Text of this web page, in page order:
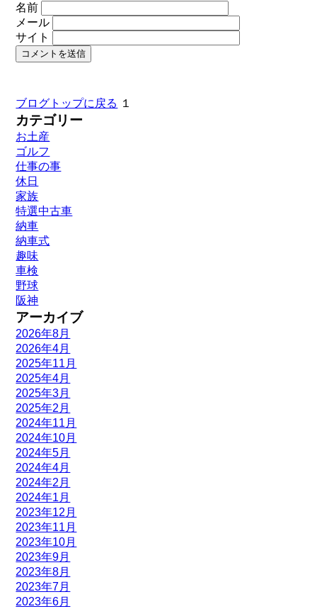
名前
メール
サイト
ブログトップに戻る １
カテゴリー
お土産
ゴルフ
仕事の事
休日
家族
特選中古車
納車
納車式
趣味
車検
野球
阪神
アーカイブ
2026年8月
2026年4月
2025年11月
2025年4月
2025年3月
2025年2月
2024年11月
2024年10月
2024年5月
2024年4月
2024年2月
2024年1月
2023年12月
2023年11月
2023年10月
2023年9月
2023年8月
2023年7月
2023年6月